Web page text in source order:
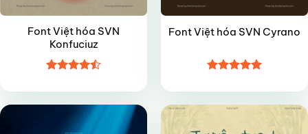
Font Việt hóa SVN
Konfuciuz
hạng4.45
5 sao
Font Việt hóa SVN Cyrano
hạng55
sao